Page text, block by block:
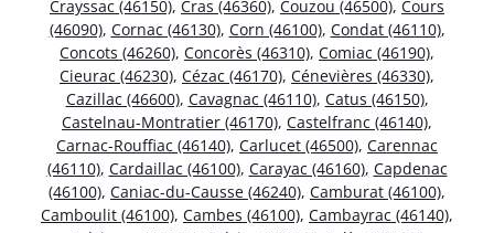
Crayssac (46150), Cras (46360), Couzou (46500), Cours
(46090), Cornac (46130), Corn (46100), Condat (46110),
Concots (46260), Concorès (46310), Comiac (46190),
Cieurac (46230), Cézac (46170), Cénevières (46330),
Cazillac (46600), Cavagnac (46110), Catus (46150),
Castelnau-Montratier (46170), Castelfranc (46140),
Carnac-Rouffiac (46140), Carlucet (46500), Carennac
(46110), Cardaillac (46100), Carayac (46160), Capdenac
(46100), Caniac-du-Causse (46240), Camburat (46100),
Camboulit (46100), Cambes (46100), Cambayrac (46140),